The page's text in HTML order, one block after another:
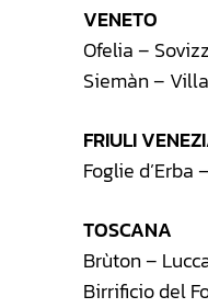
VENETO
Ofelia –
Siemàn –
FRIULI
Foglie d’Erba
TOSCANA
Brùton –
Birrificio del